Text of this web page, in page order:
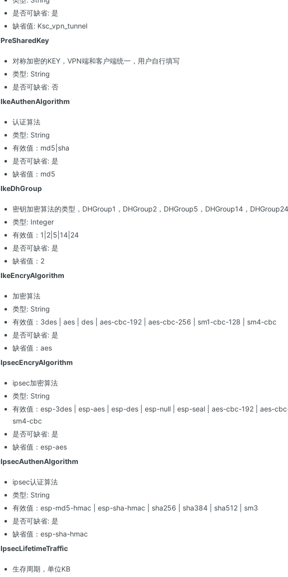
是否可缺省: 是
缺省值: Ksc_vpn_tunnel
PreSharedKey
对称加密的KEY，VPN端和客户端统一，用户自行填写
类型: String
是否可缺省: 否
IkeAuthenAlgorithm
认证算法
类型: String
有效值：md5|sha
是否可缺省: 是
缺省值：md5
IkeDhGroup
密钥加密算法的类型，DHGroup1，DHGroup2，DHGroup5，DHGroup14，DHGroup24
类型: Integer
有效值：1|2|5|14|24
是否可缺省: 是
缺省值：2
IkeEncryAlgorithm
加密算法
类型: String
有效值：3des | aes | des | aes-cbc-192 | aes-cbc-256 | sm1-cbc-128 | sm4-cbc
是否可缺省: 是
缺省值：aes
IpsecEncryAlgorithm
ipsec加密算法
类型: String
有效值：esp-3des | esp-aes | esp-des | esp-null | esp-seal | aes-cbc-192 | aes-
sm4-cbc
是否可缺省: 是
缺省值：esp-aes
IpsecAuthenAlgorithm
ipsec认证算法
类型: String
有效值：esp-md5-hmac | esp-sha-hmac | sha256 | sha384 | sha512 | sm3
是否可缺省: 是
缺省值：esp-sha-hmac
IpsecLifetimeTraffic
生存周期，单位KB